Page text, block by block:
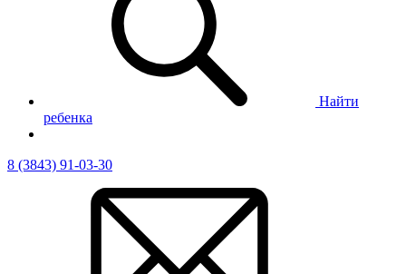
Найти
ребенка
8 (3843) 91-03-30